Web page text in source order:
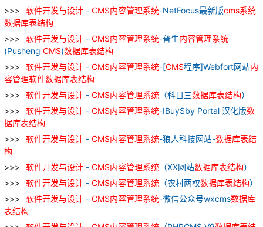
软件开发与设计 - CMS内容管理系统-NetFocus最新版cms系统
数据库表结构
软件开发与设计 - CMS内容管理系统-普生内容管理系统
(Pusheng CMS)数据库表结构
软件开发与设计 - CMS内容管理系统-[CMS程序]Webfort网站内
容管理软件数据库表结构
软件开发与设计 - CMS内容管理系统 （科目三数据库表结构）
软件开发与设计 - CMS内容管理系统-IBuySby Portal 汉化版数
据库表结构
软件开发与设计 - CMS内容管理系统-狼人科技网站-数据库表结
构
软件开发与设计 - CMS内容管理系统 （XX网站数据库表结构）
软件开发与设计 - CMS内容管理系统 （农村两权数据库表结构）
软件开发与设计 - CMS内容管理系统-微信公众号wxcms数据库
表结构